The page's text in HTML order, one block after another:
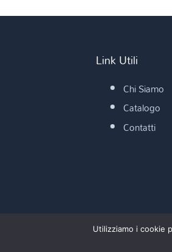
Link Utili
Chi Siamo
Catalogo
Contatti
Utilizziamo i cookie